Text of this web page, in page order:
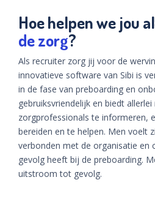
Hoe helpen we jou
de zorg?
Als recruiter zorg jij voor de
innovatieve software van Sibi is
in de fase van preboarding en
gebruiksvriendelijk en biedt
zorgprofessionals te informeren,
bereiden en te helpen. Men voelt
verbonden met de organisatie en
gevolg heeft bij de preboarding.
uitstroom tot gevolg.